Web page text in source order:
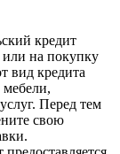
кредит
или на покупку
вид кредита
Перед тем
свою